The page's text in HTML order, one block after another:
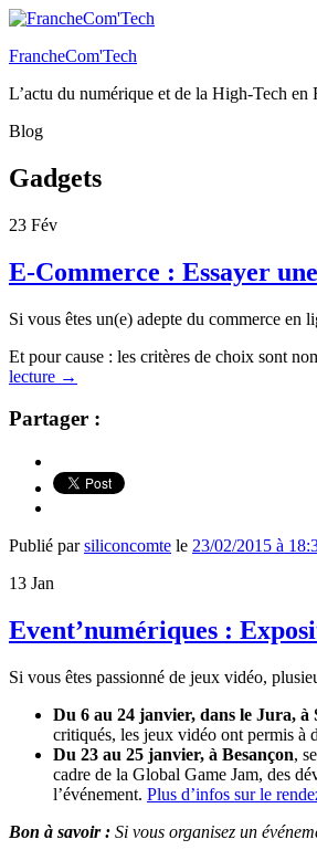
FrancheCom'Tech
L’actu du numérique et de la High-Tech
Blog
Gadgets
23 Fév
E-Commerce : Essayer
Si vous êtes un(e) adepte du commerce en
Et pour cause : les critères de choix sont
lecture →
Partager :
Publié parsiliconcomte le 23/02/2015 à
13 Jan
Event’numériques :
Si vous êtes passionné de jeux vidéo,
Du 6 au 24 janvier, dans le Jura, à
critiqués, les jeux vidéo ont permis à
Du 23 au 25 janvier, à Besançon,
cadre de la Global Game Jam, des
l’événement. Plus d’infos sur le
Bon à savoir : Si vous organisez un